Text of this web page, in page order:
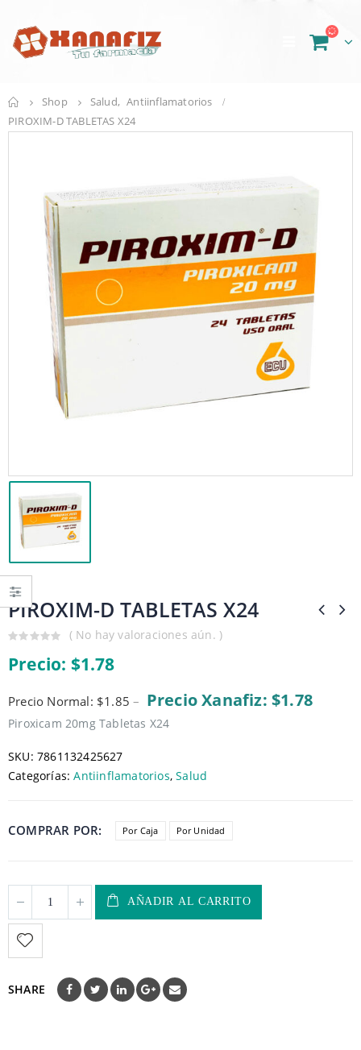
Shop Salud, Antiinflamatorios
PIROXIM-D TABLETAS X24
PIROXIM-D TABLETAS X24
out
of
( No hay valoraciones aún. )
Precio: $1.78
Precio Normal: $1.85 – Precio Xanafiz: $1.78
Piroxicam 20mg Tabletas X24
SKU: 7861132425627
Categorías:Antiinflamatorios,Salud
COMPRAR POR Por Caja Por Unidad
AÑADIR AL CARRITO
SHARE